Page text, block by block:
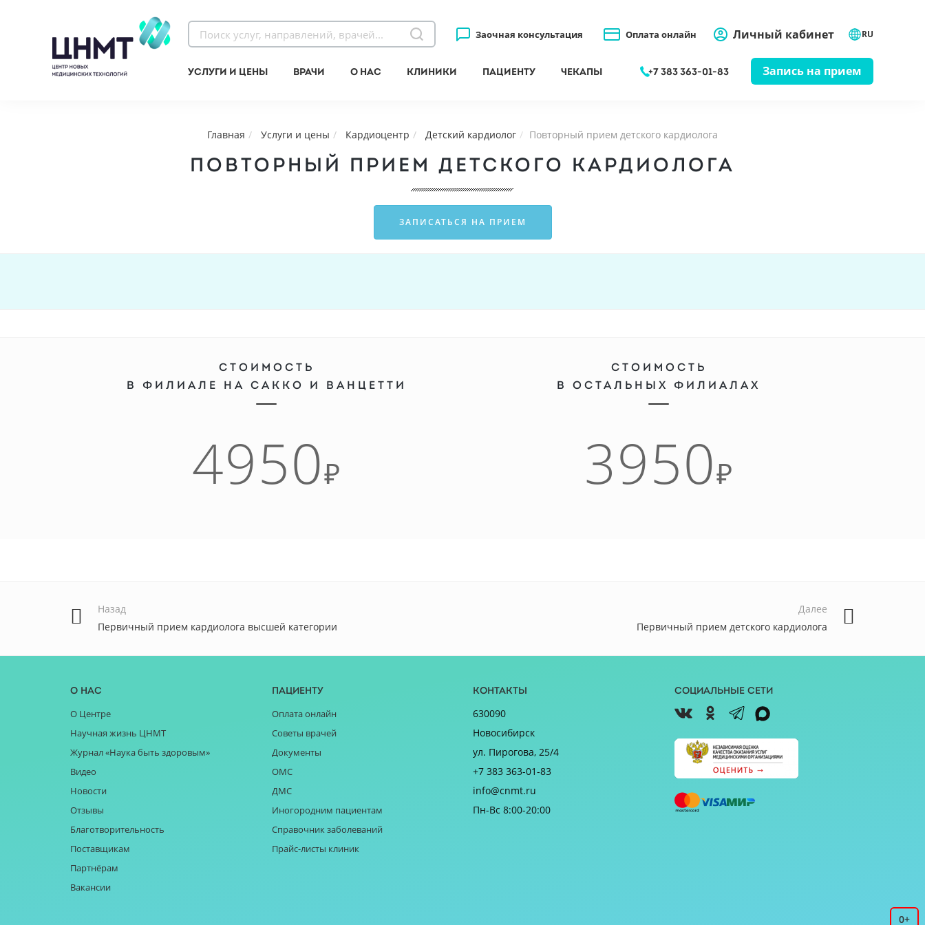
Заочная консультация Оплата онлайн Личный кабинет RU
Услуги и цены Врачи О нас Клиники Пациенту Чекапы +7 383 363-01-83 Запись на прием
Главная Услуги и цены Кардиоцентр Детский кардиолог Повторный прием детского кардиолога
ПОВТОРНЫЙ ПРИЕМ ДЕТСКОГО КАРДИОЛОГА
ЗАПИСАТЬСЯ НА ПРИЕМ
СТОИМОСТЬ
В ФИЛИАЛЕ НА САККО И ВАНЦЕТТИ
4950₽
СТОИМОСТЬ
В ОСТАЛЬНЫХ ФИЛИАЛАХ
3950₽
Назад
Первичный прием кардиолога высшей категории
Далее
Первичный прием детского кардиолога
О нас
О Центре
Научная жизнь ЦНМТ
Журнал «Наука быть здоровым»
Видео
Новости
Отзывы
Благотворительность
Поставщикам
Партнёрам
Вакансии
Пациенту
Оплата онлайн
Советы врачей
Документы
ОМС
ДМС
Иногородним пациентам
Справочник заболеваний
Прайс-листы клиник
Контакты
630090
Новосибирск
ул. Пирогова, 25/4
+7 383 363-01-83
info@cnmt.ru
Пн-Вс 8:00-20:00
Социальные сети
0+